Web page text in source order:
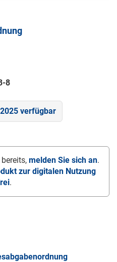
8
verfügbar
melden Sie sich an.
zur digitalen Nutzung
.